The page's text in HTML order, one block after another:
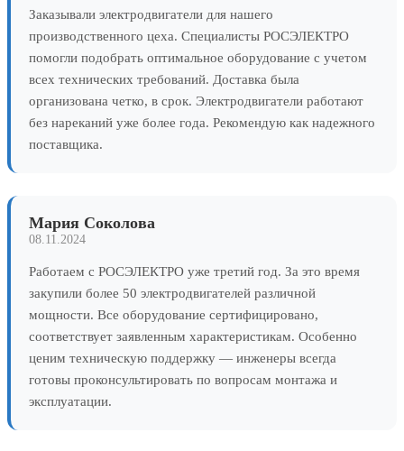
Заказывали электродвигатели для нашего
производственного цеха. Специалисты РОСЭЛЕКТРО
помогли подобрать оптимальное оборудование с учетом
всех технических требований. Доставка была
организована четко, в срок. Электродвигатели работают
без нареканий уже более года. Рекомендую как надежного
поставщика.
Мария Соколова
08.11.2024
Работаем с РОСЭЛЕКТРО уже третий год. За это время
закупили более 50 электродвигателей различной
мощности. Все оборудование сертифицировано,
соответствует заявленным характеристикам. Особенно
ценим техническую поддержку — инженеры всегда
готовы проконсультировать по вопросам монтажа и
эксплуатации.